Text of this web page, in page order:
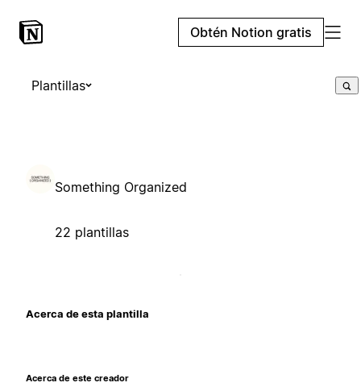
Obtén Notion gratis
Plantillas
Something Organized
22 plantillas
Acerca de esta plantilla
Acerca de este creador